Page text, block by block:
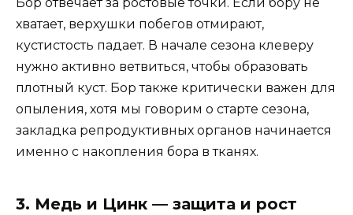
Бор отвечает за ростовые точки. Если бору не
хватает, верхушки побегов отмирают,
кустистость падает. В начале сезона клеверу
нужно активно ветвиться, чтобы образовать
плотный куст. Бор также критически важен для
опыления, хотя мы говорим о старте сезона,
закладка репродуктивных органов начинается
именно с накопления бора в тканях.
3. Медь и Цинк — защита и рост